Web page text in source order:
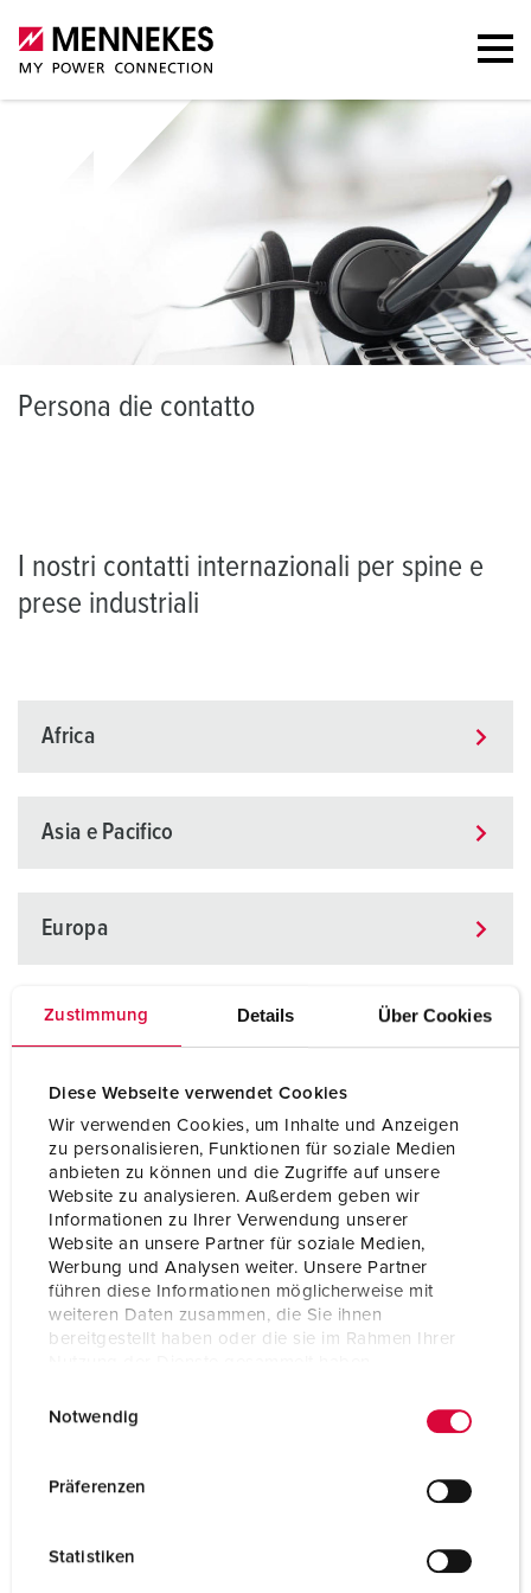
Zustimmung Details Über Cookies
Diese Webseite verwendet Cookies
Wir verwenden Cookies, um Inhalte und Anzeigen
zu personalisieren, Funktionen für soziale Medien
anbieten zu können und die Zugriffe auf unsere
Website zu analysieren. Außerdem geben wir
Informationen zu Ihrer Verwendung unserer
Website an unsere Partner für soziale Medien,
Werbung und Analysen weiter. Unsere Partner
führen diese Informationen möglicherweise mit
weiteren Daten zusammen, die Sie ihnen
bereitgestellt haben oder die sie im Rahmen Ihrer
Notwendig
Präferenzen
Statistiken
Persona die contatto
I nostri contatti internazionali per spine e
prese industriali
Africa
Asia e Pacifico
Europa
CSI
Vicino e Medio Oriente
Nord America
Sud America
Cataloghi & brochure
Qui troverete i nostri cataloghi e brochure più recenti.